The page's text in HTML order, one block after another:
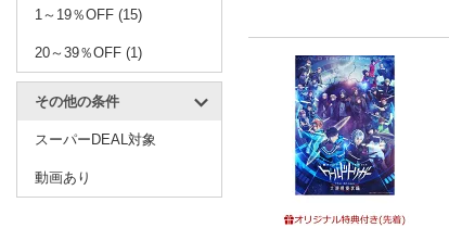
1～19％OFF (15)
20～39％OFF (1)
その他の条件
スーパーDEAL対象
動画あり